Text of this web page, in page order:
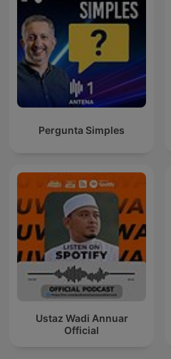
Pergunta Simples
Ustaz Wadi Annuar
Official